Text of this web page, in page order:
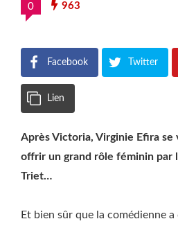
0 963
Facebook Twitter
Lien
Après Victoria, Virginie Efira
offrir un grand rôle féminin par
Triet…
Et bien sûr que la comédienne